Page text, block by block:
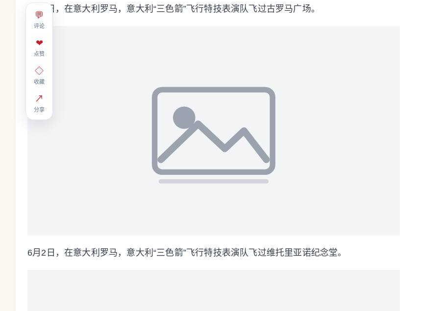
💬
评论
❤
点赞
◇
收藏
↗
分享
6月2日，在意大利罗马，意大利“三色箭”飞行特技表演队飞过古罗马广场。
6月2日，在意大利罗马，意大利“三色箭”飞行特技表演队飞过维托里亚诺纪念堂。